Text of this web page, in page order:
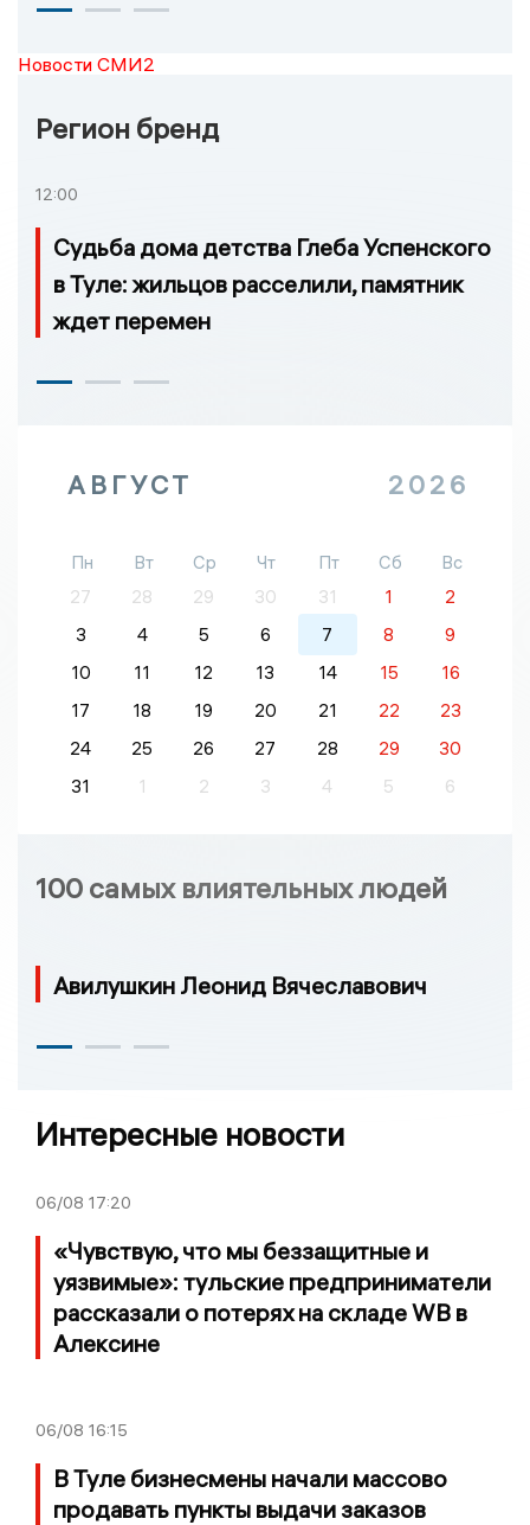
Новости СМИ2
Регион бренд
12:00
Судьба дома детства Глеба Успенского
в Туле: жильцов расселили, памятник
ждет перемен
АВГУСТ 2026
Пн Вт Ср Чт Пт Сб
Вс
27
28 29 30 31 1
2
3
4 5 6 7 8
9
10
11 12 13 14 15
16
17
18 19 20 21 22
23
24
25 26 27 28 29
30
31
1 2 3 4 5 6
100 самых влиятельных людей
Авилушкин Леонид Вячеславович
Интересные новости
06/08 17:20
«Чувствую, что мы беззащитные и
уязвимые»: тульские предприниматели
рассказали о потерях на складе WB в
Алексине
06/08 16:15
В Туле бизнесмены начали массово
продавать пункты выдачи заказов